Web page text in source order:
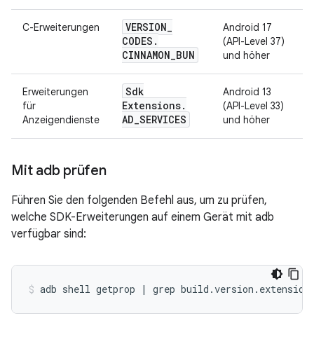
C-Erweiterungen VERSION_
CODES .
CINNAMON_BUN
Android 17
(API-Level 37)
und höher
Erweiterungen
für
Anzeigendienste
Sdk
Extensions.
AD_SERVICES
Android 13
(API-Level 33)
und höher
Mit adb prüfen
Führen Sie den folgenden Befehl aus, um zu prüfen,
welche SDK-Erweiterungen auf einem Gerät mit adb
verfügbar sind: